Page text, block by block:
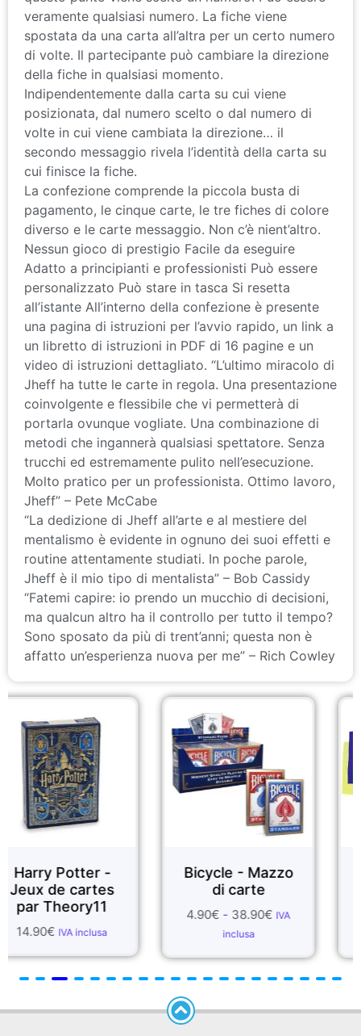
veramente qualsiasi numero. La fiche viene
spostata da una carta all’altra per un certo numero
di volte. Il partecipante può cambiare la direzione
della fiche in qualsiasi momento.
Indipendentemente dalla carta su cui viene
posizionata, dal numero scelto o dal numero di
volte in cui viene cambiata la direzione… il
secondo messaggio rivela l’identità della carta su
cui finisce la fiche.
La confezione comprende la piccola busta di
pagamento, le cinque carte, le tre fiches di colore
diverso e le carte messaggio. Non c’è nient’altro.
Nessun gioco di prestigio Facile da eseguire
Adatto a principianti e professionisti Può essere
personalizzato Può stare in tasca Si resetta
all’istante All’interno della confezione è presente
una pagina di istruzioni per l’avvio rapido, un link a
un libretto di istruzioni in PDF di 16 pagine e un
video di istruzioni dettagliato. “L’ultimo miracolo di
Jheff ha tutte le carte in regola. Una presentazione
coinvolgente e flessibile che vi permetterà di
portarla ovunque vogliate. Una combinazione di
metodi che ingannerà qualsiasi spettatore. Senza
trucchi ed estremamente pulito nell’esecuzione.
Molto pratico per un professionista. Ottimo lavoro,
Jheff” – Pete McCabe
“La dedizione di Jheff all’arte e al mestiere del
mentalismo è evidente in ognuno dei suoi effetti e
routine attentamente studiati. In poche parole,
Jheff è il mio tipo di mentalista” – Bob Cassidy
“Fatemi capire: io prendo un mucchio di decisioni,
ma qualcun altro ha il controllo per tutto il tempo?
Sono sposato da più di trent’anni; questa non è
affatto un’esperienza nuova per me” – Rich Cowley
-
Bicycle - Mazzo
38.90€ IVA
1.99